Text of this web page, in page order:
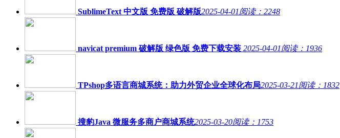
SublimeText 中文版 免费版 破解版2025-04-01阅读：2248
navicat premium 破解版 绿色版 免费下载安装 2025-04-01阅读：1936
TPshop多语言商城系统：助力外贸企业全球化布局2025-03-21阅读：1832
搜豹Java 微服务多商户商城系统2025-03-20阅读：1753